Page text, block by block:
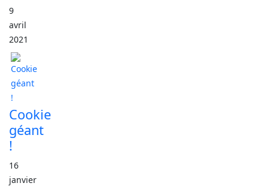
9
avril
2021
Cookie
géant
!
16
janvier